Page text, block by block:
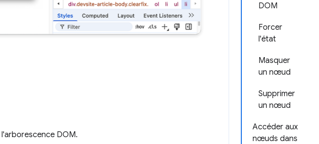
DOM
Forcer
l'état
Masquer
un nœud
Supprimer
un nœud
Accéder aux
nœuds dans
DOM.